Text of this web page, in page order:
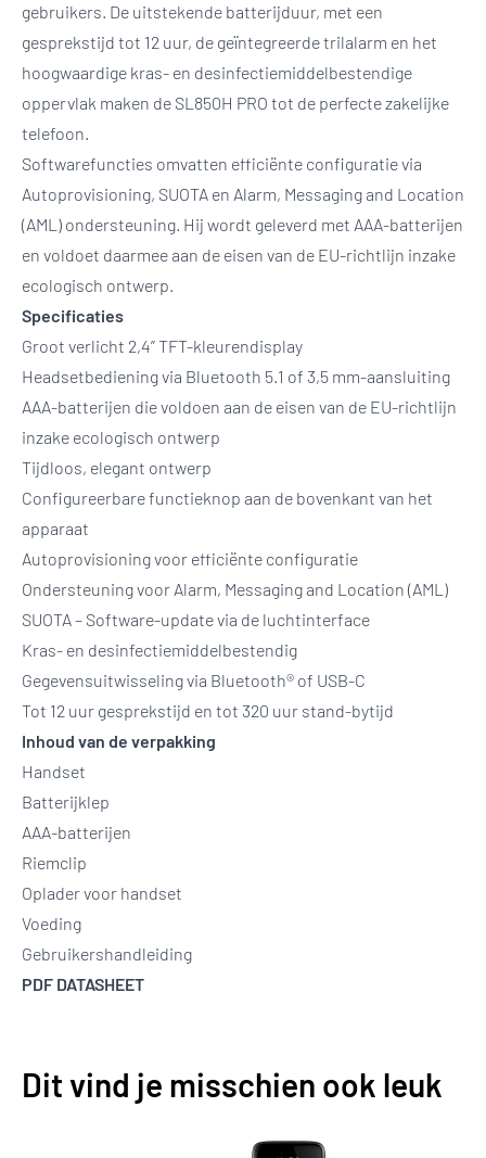
gebruikers. De uitstekende batterijduur, met een
gesprekstijd tot 12 uur, de geïntegreerde trilalarm en het
hoogwaardige kras- en desinfectiemiddelbestendige
oppervlak maken de SL850H PRO tot de perfecte zakelijke
telefoon.
Softwarefuncties omvatten efficiënte configuratie via
Autoprovisioning, SUOTA en Alarm, Messaging and Location
(AML) ondersteuning. Hij wordt geleverd met AAA-batterijen
en voldoet daarmee aan de eisen van de EU-richtlijn inzake
ecologisch ontwerp.
Specificaties
Groot verlicht 2,4” TFT-kleurendisplay
Headsetbediening via Bluetooth 5.1 of 3,5 mm-aansluiting
AAA-batterijen die voldoen aan de eisen van de EU-richtlijn
inzake ecologisch ontwerp
Tijdloos, elegant ontwerp
Configureerbare functieknop aan de bovenkant van het
apparaat
Autoprovisioning voor efficiënte configuratie
Ondersteuning voor Alarm, Messaging and Location (AML)
SUOTA – Software-update via de luchtinterface
Kras- en desinfectiemiddelbestendig
Gegevensuitwisseling via Bluetooth® of USB-C
Tot 12 uur gesprekstijd en tot 320 uur stand-bytijd
Inhoud van de verpakking
Handset
Batterijklep
AAA-batterijen
Riemclip
Oplader voor handset
Voeding
Gebruikershandleiding
PDF DATASHEET
Dit vind je misschien ook leuk